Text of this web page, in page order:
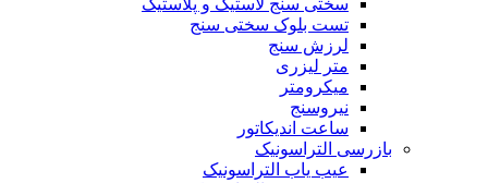
تست بلوک سختی سنج
لرزش سنج
متر لیزری
میکرومتر
نیروسنج
ساعت اندیکاتور
بازرسی التراسونیک
عیب یاب التراسونیک